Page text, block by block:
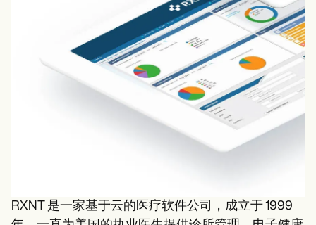
RXNT 是一家基于云的医疗软件公司，成立于 1999